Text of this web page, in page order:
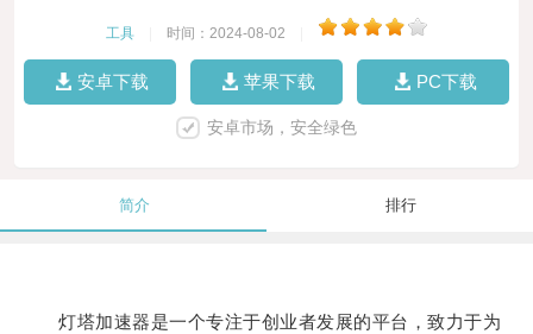
工具 时间：2024-08-02
安卓下载 苹果下载 PC下载
安卓市场，安全绿色
简介 排行
灯塔加速器是一个专注于创业者发展的平台，致力于为